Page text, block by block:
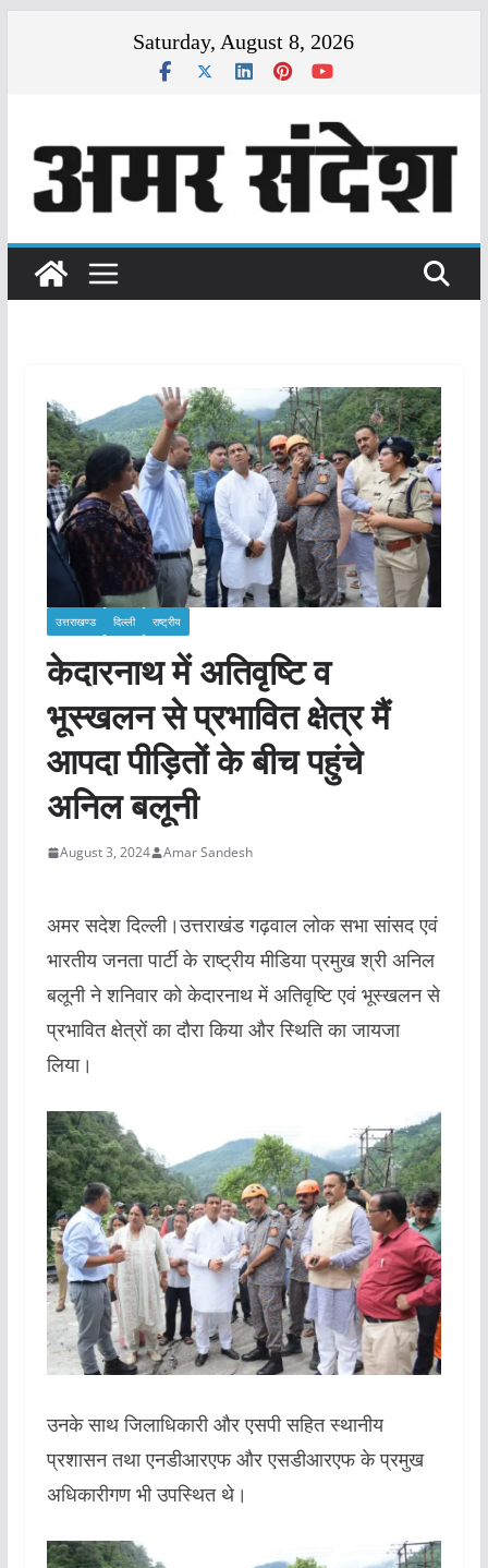
Saturday, August 8, 2026
उत्तराखण्ड दिल्ली राष्ट्रीय
केदारनाथ में अतिवृष्टि व
भूस्खलन से प्रभावित क्षेत्र मैं
आपदा पीड़ितों के बीच पहुंचे
अनिल बलूनी
August 3, 2024 Amar Sandesh
अमर सदेश दिल्ली।उत्तराखंड गढ़वाल लोक सभा सांसद एवं
भारतीय जनता पार्टी के राष्ट्रीय मीडिया प्रमुख श्री अनिल
बलूनी ने शनिवार को केदारनाथ में अतिवृष्टि एवं भूस्खलन से
प्रभावित क्षेत्रों का दौरा किया और स्थिति का जायजा
लिया।
उनके साथ जिलाधिकारी और एसपी सहित स्थानीय
प्रशासन तथा एनडीआरएफ और एसडीआरएफ के प्रमुख
अधिकारीगण भी उपस्थित थे।